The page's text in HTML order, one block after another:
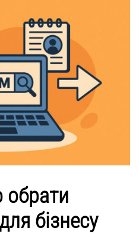
обрати
бізнесу